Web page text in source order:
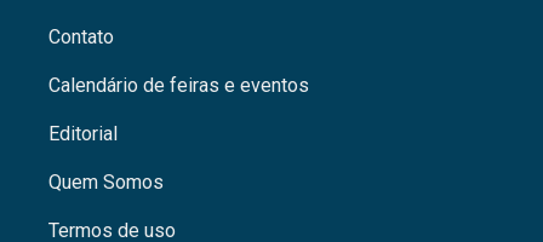
Contato
Calendário de feiras e eventos
Editorial
Quem Somos
Termos de uso